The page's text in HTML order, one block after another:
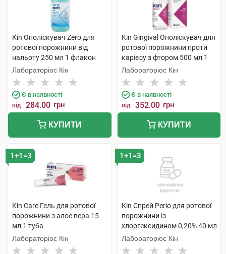
Kin Ополіскувач Zero для
ротової порожнини від
нальоту 250 мл 1 флакон
Лабораторіос Кін
Є в наявності
від 284.00 грн
КУПИТИ
Kin Gingival Ополіскувач для
ротової порожнини проти
карієсу з фтором 500 мл 1
флакон
Лабораторіос Кін
Є в наявності
від 352.00 грн
КУПИТИ
1+1=3
Kin Care Гель для ротової
порожнини з алое вера 15
мл 1 туба
Лабораторіос Кін
1+1=3
Kin Спрей Perio для ротової
порожнини із
хлоргексидином 0,20% 40 мл
1 флакон
Лабораторіос Кін